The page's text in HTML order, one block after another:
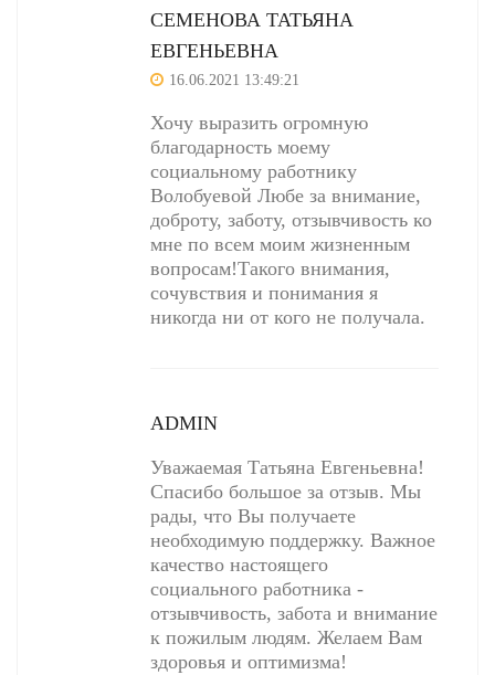
СЕМЕНОВА ТАТЬЯНА
ЕВГЕНЬЕВНА
16.06.2021 13:49:21
Хочу выразить огромную
благодарность моему
социальному работнику
Волобуевой Любе за внимание,
доброту, заботу, отзывчивость ко
мне по всем моим жизненным
вопросам!Такого внимания,
сочувствия и понимания я
никогда ни от кого не получала.
ADMIN
Уважаемая Татьяна Евгеньевна!
Спасибо большое за отзыв. Мы
рады, что Вы получаете
необходимую поддержку. Важное
качество настоящего
социального работника -
отзывчивость, забота и внимание
к пожилым людям. Желаем Вам
здоровья и оптимизма!